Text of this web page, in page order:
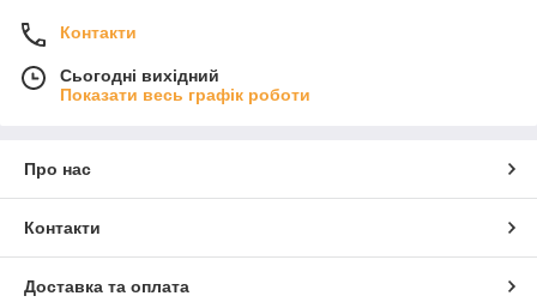
Контакти
Сьогодні вихідний
Показати весь графік роботи
Про нас
Контакти
Доставка та оплата